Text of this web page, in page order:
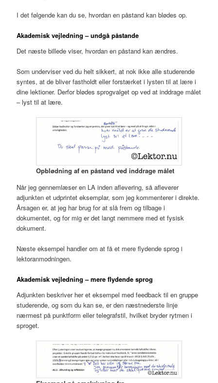
I det følgende kan du se, hvordan en påstand kan blødes op.
Akademisk vejledning – undgå påstande
Det næste billede viser, hvordan en påstand kan ændres.
Som underviser ved du helt sikkert, at nok ikke alle studerende
syntes, at de bliver fastholdt eller forstærket i lysten til at lære i
dine lektioner. Derfor blødes sprogvalget op ved at inddrage målet
– lyst til at lære.
Opblødning af en påstand ved inddrage målet
Når jeg gennemlæser en LA inden aflevering, så afleverer
adjunkten et udprintet eksemplar, som jeg kommenterer i direkte.
Årsagen er, at jeg har brug for at slå frem og tilbage i
dokumentet, og for mig er det langt nemmere med et fysisk
dokument.
Næste eksempel handler om at få et mere flydende sprog i
lektoranmodningen.
Akademisk vejledning – mere flydende sprog
Adjunkten beskriver her et eksempel med feedback til en gruppe
studerende, og som du kan se, er den næstnederste linje
nærmest på punktform eller telegrafstil, hvilket bryder rytmen i
sproget.